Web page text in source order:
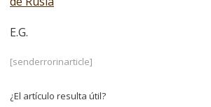
E.G.
[senderrorinarticle]
¿El artículo resulta útil?